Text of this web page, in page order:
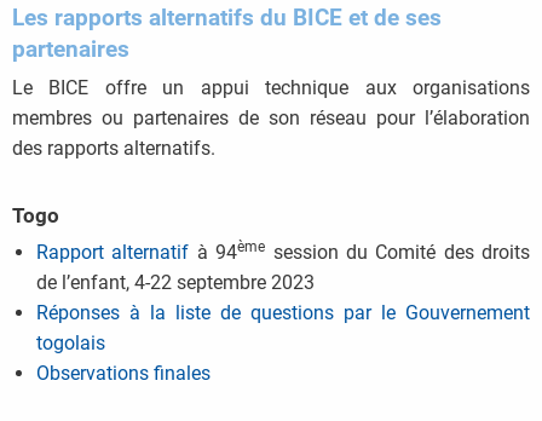
Les rapports alternatifs du BICE et de ses
partenaires
Le BICE offre un appui technique aux organisations
membres ou partenaires de son réseau pour l’élaboration
des rapports alternatifs.
Togo
Rapport alternatif à 94ème session du Comité des droits
de l’enfant, 4-22 septembre 2023
Réponses à la liste de questions par le Gouvernement
togolais
Observations finales